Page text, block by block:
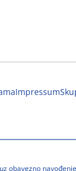
Impressum
obavezno